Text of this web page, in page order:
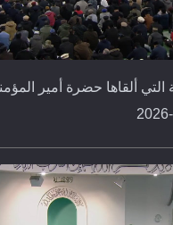
ألقاها حضرة أمير